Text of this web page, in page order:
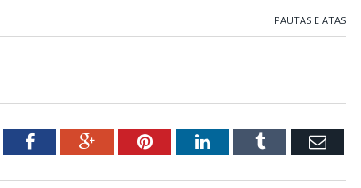
PAUTAS E ATAS
FacebookGoogle+PinterestLinkedInTumblr Email